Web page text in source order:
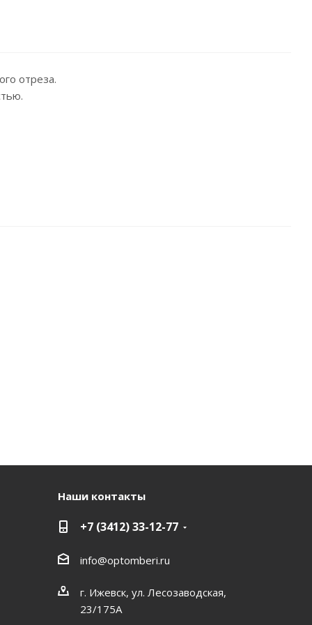
отреза.
Наши контакты
+7 (3412) 33-12-77
info@optomberi.ru
г. Ижевск, ул. Лесозаводская,
23/175А